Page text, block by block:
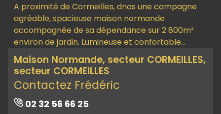
A proximité de Cormeilles, dnas une campagne
agréable, spacieuse maison normande
accompagnée de sa dépendance sur 2 800m²
environ de jardin. Lumineuse et confortable…
Maison Normande, secteur CORMEILLES,
secteur CORMEILLES
Contactez Frédéric
02 32 56 66 25